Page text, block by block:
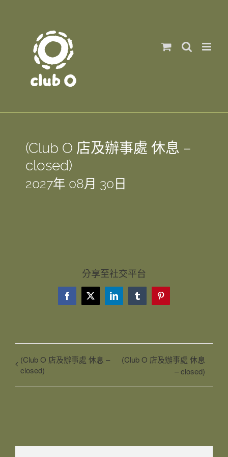
(Club O 店及辦事處 休息 –
closed)
2027年 08月 30日
分享至社交平台
Facebook
X LinkedInTumblrPinterest
(Club O 店及辦事處 休息 –
closed)
(Club O 店及辦事處 休息
– closed)